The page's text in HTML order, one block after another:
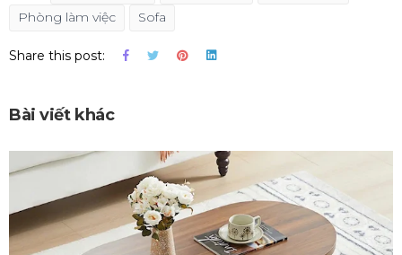
Phòng làm việc
Sofa
Share this post:
Bài viết khác